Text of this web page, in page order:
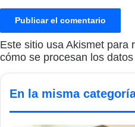
Este sitio usa Akismet para
cómo se procesan los
En la misma